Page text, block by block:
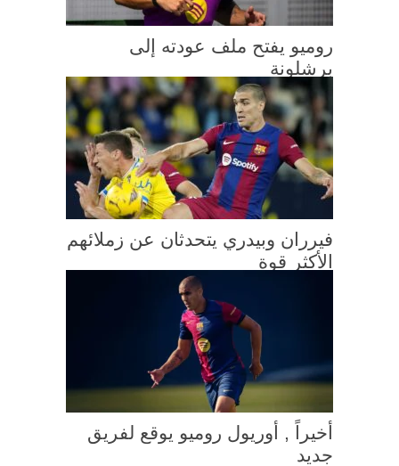
روميو يفتح ملف عودته إلى
برشلونة
فيرران وبيدري يتحدثان عن زملائهم
الأكثر قوة
أخيراً , أوريول روميو يوقع لفريق
جديد